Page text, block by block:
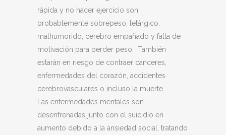
rápida y no hacer ejercicio son
probablemente sobrepeso, letárgico,
malhumorido, cerebro empañado y falta de
motivación para perder peso. También
estarán en riesgo de contraer cánceres,
enfermedades del corazón, accidentes
cerebrovasculares o incluso la muerte.
Las enfermedades mentales son
desenfrenadas junto con el suicidio en
aumento debido a la ansiedad social, tratando